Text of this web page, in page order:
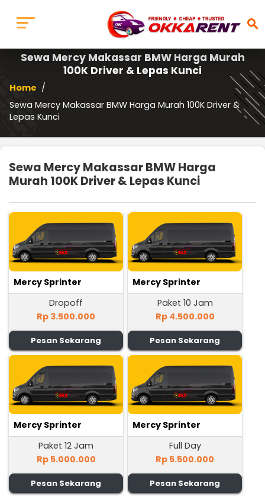
search
Sewa Mercy Makassar BMW Harga Murah
100K Driver & Lepas Kunci
Home /
Sewa Mercy Makassar BMW Harga Murah 100K Driver &
Lepas Kunci
Sewa Mercy Makassar BMW Harga
Murah 100K Driver & Lepas Kunci
Mercy Sprinter
Dropoff
Rp 3.500.000
Pesan Sekarang
Mercy Sprinter
Paket 10 Jam
Rp 4.500.000
Pesan Sekarang
Mercy Sprinter
Paket 12 Jam
Rp 5.000.000
Pesan Sekarang
Mercy Sprinter
Full Day
Rp 5.500.000
Pesan Sekarang